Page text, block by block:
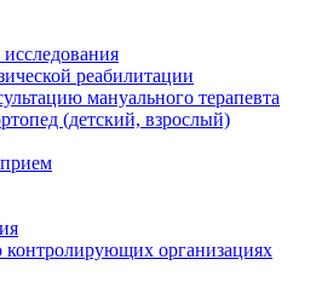
реабилитации
мануального терапевта
(детский, взрослый)
прием
организациях